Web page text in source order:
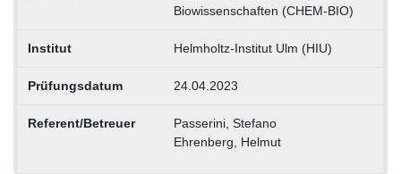
Biowissenschaften (CHEM-BIO)
Institut Helmholtz-Institut Ulm (HIU)
Prüfungsdatum 24.04.2023
Referent/Betreuer
Passerini, Stefano
Ehrenberg, Helmut